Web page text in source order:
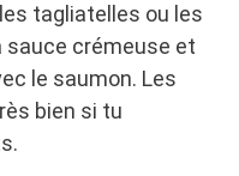
tagliatelles ou les
sauce crémeuse et
le saumon. Les
bien si tu